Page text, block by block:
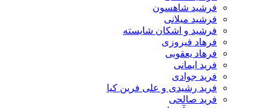
فرشید شاهسون
فرشید میلانی
فرشید و اشکان شایسته
فرهاد فیروزی
فرهاد یعقوبی
فرید ایمانی
فرید جوادی
فرید رشیدی و علی فرین کیا
فرید صالحی